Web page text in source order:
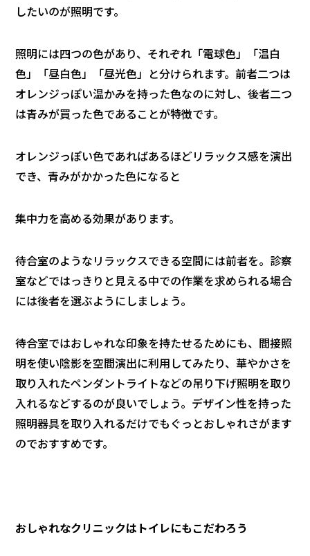
したいのが照明です。
照明には四つの色があり、それぞれ「電球色」「温白
色」「昼白色」「昼光色」と分けられます。前者二つは
オレンジっぽい温かみを持った色なのに対し、後者二つ
は青みが買った色であることが特徴です。
オレンジっぽい色であればあるほどリラックス感を演出
でき、青みがかかった色になると
集中力を高める効果があります。
待合室のようなリラックスできる空間には前者を。診察
室などではっきりと見える中での作業を求められる場合
には後者を選ぶようにしましょう。
待合室ではおしゃれな印象を持たせるためにも、間接照
明を使い陰影を空間演出に利用してみたり、華やかさを
取り入れたペンダントライトなどの吊り下げ照明を取り
入れるなどするのが良いでしょう。デザイン性を持った
照明器具を取り入れるだけでもぐっとおしゃれさがます
のでおすすめです。
おしゃれなクリニックはトイレにもこだわろう